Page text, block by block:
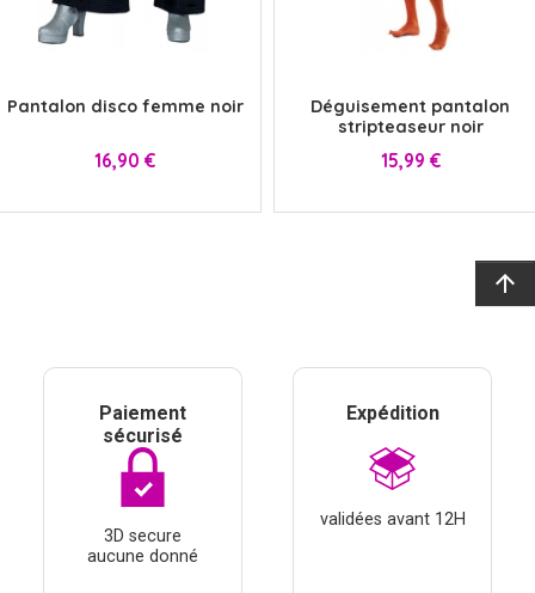
Pantalon disco femme noir
Prix
16,90 €
Déguisement pantalon
stripteaseur noir
Prix
15,99 €
arrow_upward
Paiement
sécurisé
3D secure
aucune donné
Expédition
validées avant 12H